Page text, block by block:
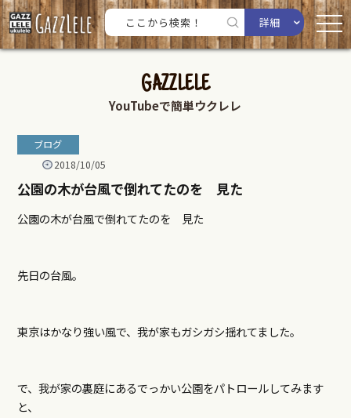
詳細
GAZZLELE
YouTubeで簡単ウクレレ
ブログ
2018/10/05
公園の木が台風で倒れてたのを 見た
公園の木が台風で倒れてたのを 見た
先日の台風。
東京はかなり強い風で、我が家もガシガシ揺れてました。
で、我が家の裏庭にあるでっかい公園をパトロールしてみます
と、